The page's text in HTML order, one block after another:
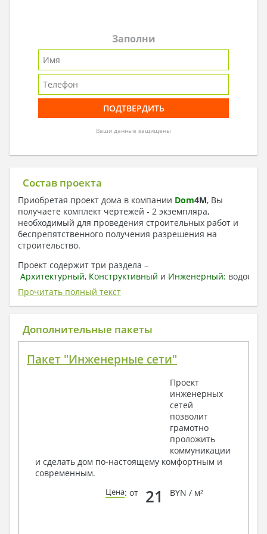
Заполни
Ваши данные защищены
Состав проекта
Приобретая проект дома в компании Dom4M, Вы
получаете комплект чертежей - 2 экземпляра,
необходимый для проведения строительных работ и
беспрепятственного получения разрешения на
строительство.
Проект содержит три раздела –
Архитектурный, Конструктивный и Инженерный:
отопление, вентиляция, канализация,
электроснабжение (приобретается за дополнительную
плату) + Пояснительная записка.
1. Архитектурный раздел:
План координационных осей
Поэтажные маркировочные планы с
Разрезы и состав конструкций
Фасады с ведомостью внешних отделок
Элементы проемов – спецификация
Ведомость перемычек – сечения и
спецификация
Экспликация полов
Архитектурные узлы в конструкциях
Прочитать полный текст
Дополнительные пакеты
Пакет "Инженерные сети"
Проект
инженерных
сетей
позволит
грамотно
проложить
коммуникации
и сделать дом по-настоящему комфортным и
современным.
Цена: от 21 BYN / м²